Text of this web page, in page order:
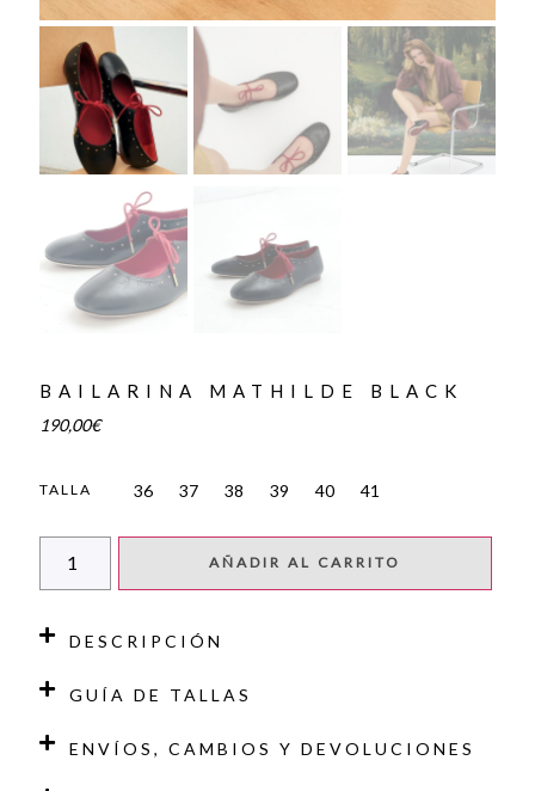
BAILARINA MATHILDE BLACK
190,00€
TALLA 36 37 38 39 40 41
AÑADIR AL CARRITO
DESCRIPCIÓN
GUÍA DE TALLAS
ENVÍOS, CAMBIOS Y DEVOLUCIONES